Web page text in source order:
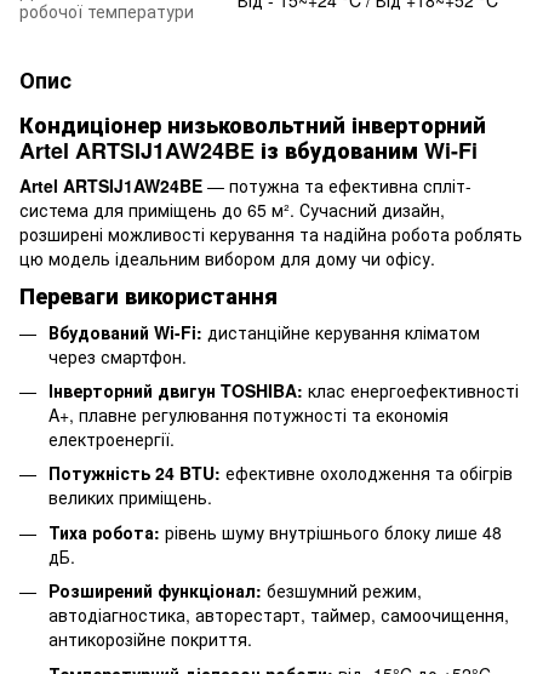
робочої температури
Опис
Кондиціонер низьковольтний інверторний
Artel ARTSIJ1AW24BE із вбудованим Wi-Fi
Artel ARTSIJ1AW24BE — потужна та ефективна спліт-
система для приміщень до 65 м². Сучасний дизайн,
розширені можливості керування та надійна робота роблять
цю модель ідеальним вибором для дому чи офісу.
Переваги використання
Вбудований Wi-Fi: дистанційне керування кліматом
через смартфон.
Інверторний двигун TOSHIBA: клас енергоефективності
A+, плавне регулювання потужності та економія
електроенергії.
Потужність 24 BTU: ефективне охолодження та обігрів
великих приміщень.
Тиха робота: рівень шуму внутрішнього блоку лише 48
дБ.
Розширений функціонал: безшумний режим,
автодіагностика, авторестарт, таймер, самоочищення,
антикорозійне покриття.